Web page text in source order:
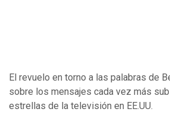
El revuelo en torno a las palabras de
sobre los mensajes cada vez más
estrellas de la televisión en EE.UU.